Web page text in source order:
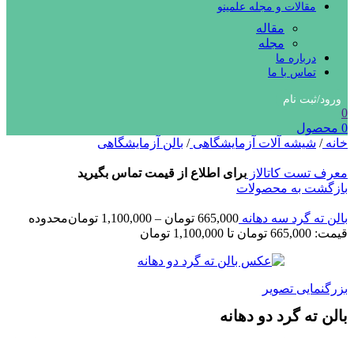
مقالات و مجله علمینو
مقاله
مجله
درباره ما
تماس با ما
ورود/ثبت نام
0
0 محصول
خانه/ شیشه آلات آزمایشگاهی/ بالن آزمایشگاهی
معرف تست کاتالاز برای اطلاع از قیمت تماس بگیرید
بازگشت به محصولات
بالن ته گرد سه دهانه 665,000 تومان –
1,100,000 تومانمحدوده
قیمت: 665,000 تومان تا 1,100,000 تومان
بزرگنمایی تصویر
بالن ته گرد دو دهانه